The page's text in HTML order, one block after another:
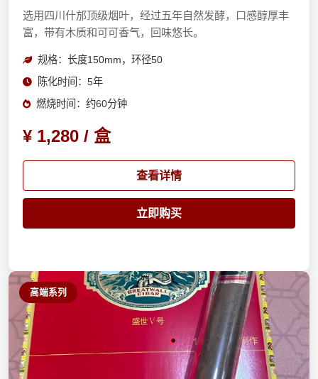
选用四川什邡顶级烟叶，经过五年自然发酵，口感醇厚丰
富，带有木质和可可香气，回味悠长。
规格：长度150mm，环径50
陈化时间：5年
燃烧时间：约60分钟
¥ 1,280 / 盒
查看详情
立即购买
高端系列